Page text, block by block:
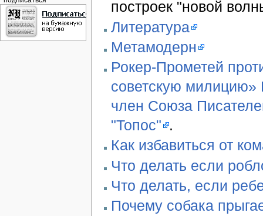
построек "новой
Литература
Метамодерн
Рокер-Прометей
советскую
член Союза
"Топос" .
Как избавиться от
Что делать если
Что делать, если
Почему собака